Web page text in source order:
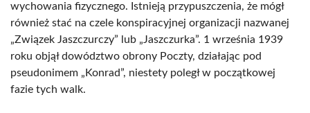
wychowania fizycznego. Istnieją przypuszczenia, że mógł
również stać na czele konspiracyjnej organizacji nazwanej
„Związek Jaszczurczy” lub „Jaszczurka”. 1 września 1939
roku objął dowództwo obrony Poczty, działając pod
pseudonimem „Konrad”, niestety poległ w początkowej
fazie tych walk.